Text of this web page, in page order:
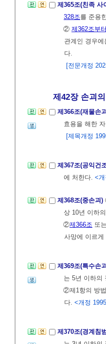
제365조(친족
328조를 준용
② 제362조부
관계인 경우
다.
[전문개정
제42장 손괴의
제366조(재물손
효용을 해한
[제목개정
제367조(공익건
에 처한다. <
제368조(중손괴)
상 10년 이하
②제366조 또
사망에 이르
제369조(특수손
는 5년 이하의
②제1항의 방
다. <개정
제370조(경계침